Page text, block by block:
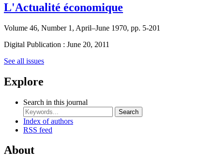
L'Actualité économique
Volume 46, Number 1, April–June 1970, pp. 5-201
Digital Publication : June 20, 2011
See all issues
Explore
Search in this journal
Search
Index of authors
RSS feed
About